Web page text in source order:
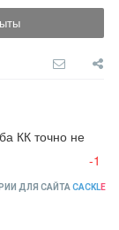
КК точно не
-1
ДЛЯ САЙТА CACKLE